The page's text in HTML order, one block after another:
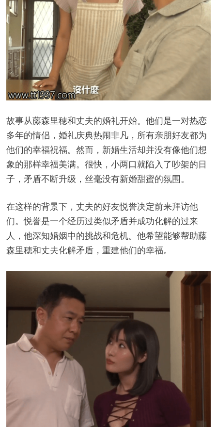
故事从藤森里穂和丈夫的婚礼开始。他们是一对热恋
多年的情侣，婚礼庆典热闹非凡，所有亲朋好友都为
他们的幸福祝福。然而，新婚生活却并没有像他们想
象的那样幸福美满。很快，小两口就陷入了吵架的日
子，矛盾不断升级，丝毫没有新婚甜蜜的氛围。
在这样的背景下，丈夫的好友悦誉决定前来拜访他
们。悦誉是一个经历过类似矛盾并成功化解的过来
人，他深知婚姻中的挑战和危机。他希望能够帮助藤
森里穂和丈夫化解矛盾，重建他们的幸福。